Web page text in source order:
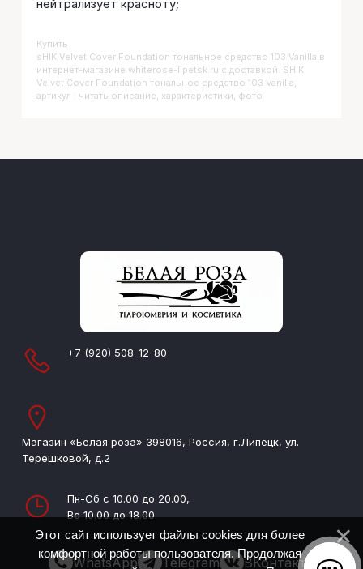
нейтрализует красноту;
Купить
SHIK Velvet Cover Foundation тональное средство 103 Vanilla в
интернет-магазине whiterose-lipetsk.ru с доставкой. SHIK
Velvet Cover Foundation тональное средство 103 Vanilla,
артикул : читать описание, характеристики, фото
+7 (920) 508-12-80
Магазин «Белая роза» 398016, Россия, г.Липецк, ул.
Терешковой, д.2
Пн-Сб с 10.00 до 20.00,
Вс 10.00 до 18.00
WhatsApp Telegram ВКонтакте
Этот сайт использует файлы cookies для более
комфортной работы пользователя. Продолжая